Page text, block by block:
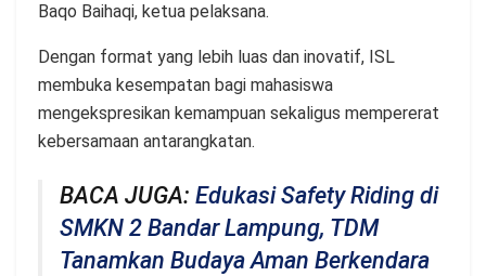
Baqo Baihaqi, ketua pelaksana.
Dengan format yang lebih luas dan inovatif, ISL
membuka kesempatan bagi mahasiswa
mengekspresikan kemampuan sekaligus mempererat
kebersamaan antarangkatan.
BACA JUGA: Edukasi Safety Riding di
SMKN 2 Bandar Lampung, TDM
Tanamkan Budaya Aman Berkendara